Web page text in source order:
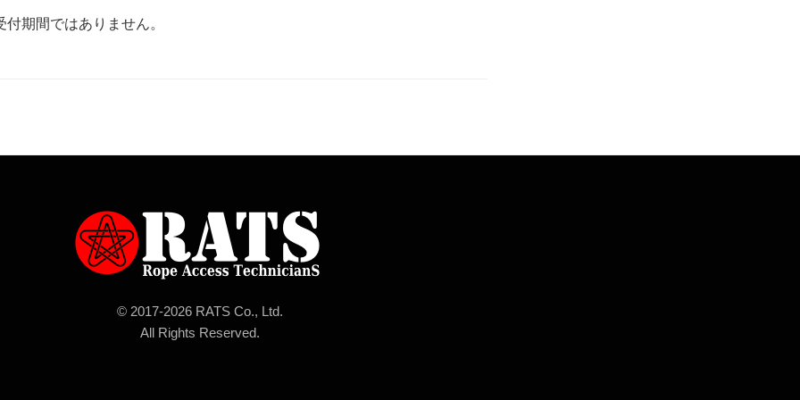
期間ではありません。
© 2017-2026 RATS Co., Ltd.
All Rights Reserved.